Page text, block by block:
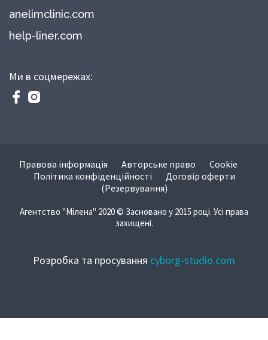
anelimclinic.com
help-liner.com
Ми в соцмережах:
Правова інформація Авторське право
Cookie
Політика конфіденційності
Договір оферти
(Резервування)
Агентство "Мілена" 2020 © Засновано у 2015 році. Усі права
захищені.
Розробка та просування cyborg-studio.com